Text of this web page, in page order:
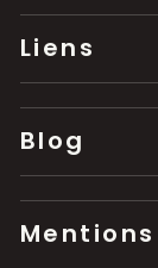
Liens
Blog